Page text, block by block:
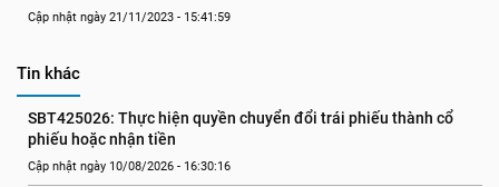
Cập nhật ngày 21/11/2023 - 15:41:59
Tin khác
SBT425026: Thực hiện quyền chuyển đổi trái phiếu thành cổ
phiếu hoặc nhận tiền
Cập nhật ngày 10/08/2026 - 16:30:16